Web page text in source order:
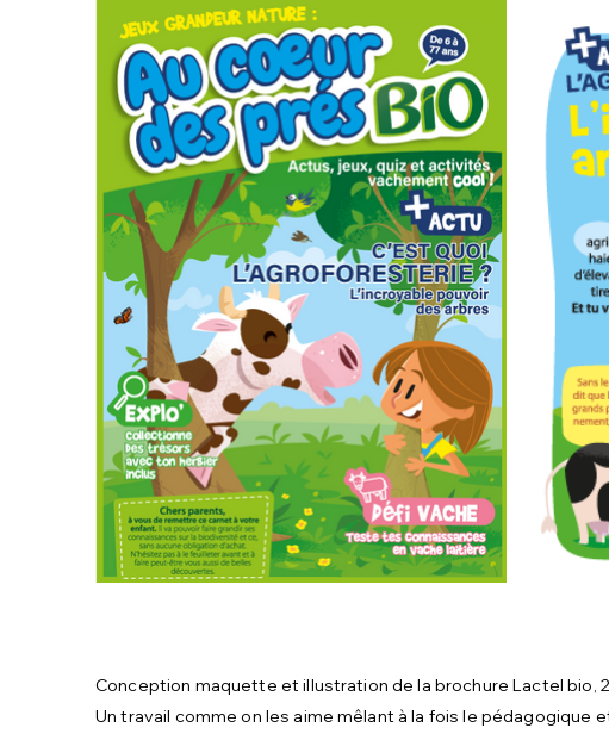
Conception maquette et illustration de la brochure Lactel bio,
Un travail comme on les aime mêlant à la fois le pédagogique